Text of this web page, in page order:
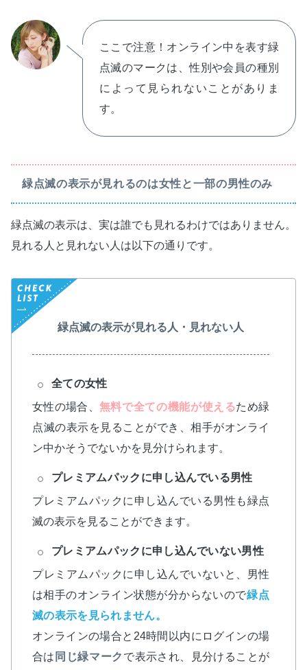
ここで注意！オンライン中を表す緑
点滅のマークは、性別や会員の種別
によって見られないことがありま
す。
緑点滅の表示が見れるのは女性と一部の男性のみ
緑点滅の表示は、実は誰でも見れるわけではありません。
見れる人と見れない人は以下の通りです。
緑点滅の表示が見れる人・見れない人
全ての女性
女性の場合、 無料で全ての機能が使えるため緑
点滅の表示を見ることができ、相手がオンライ
ン中かそうでないかを見分けられます。
プレミアムパックに申し込んでいる男性
プレミアムパックに申し込んでいる男性も緑点
滅の表示を見ることができます。
プレミアムパックに申し込んでいない男性
プレミアムパックに申し込んでいないと、男性
は相手のオンライン状態が分からないので緑点
滅の表示を見られません。
オンラインの場合と24時間以内にログインの場
合は 同じ緑マーク で表示され、見分けることが